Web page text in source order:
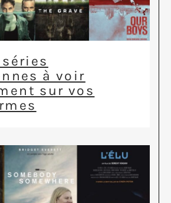
à voir
sur vos